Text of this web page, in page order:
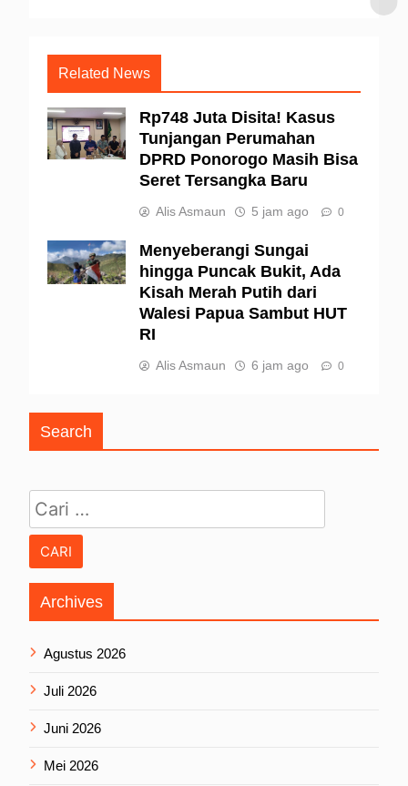
Related News
Rp748 Juta Disita! Kasus
Tunjangan Perumahan
DPRD Ponorogo Masih Bisa
Seret Tersangka Baru
Alis Asmaun 5 jam ago 0
Menyeberangi Sungai
hingga Puncak Bukit, Ada
Kisah Merah Putih dari
Walesi Papua Sambut HUT
RI
Alis Asmaun 6 jam ago 0
Search
Archives
Agustus 2026
Juli 2026
Juni 2026
Mei 2026